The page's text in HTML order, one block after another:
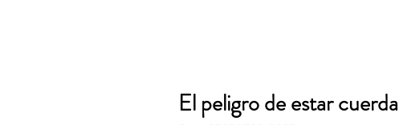
El peligro de estar cuerda